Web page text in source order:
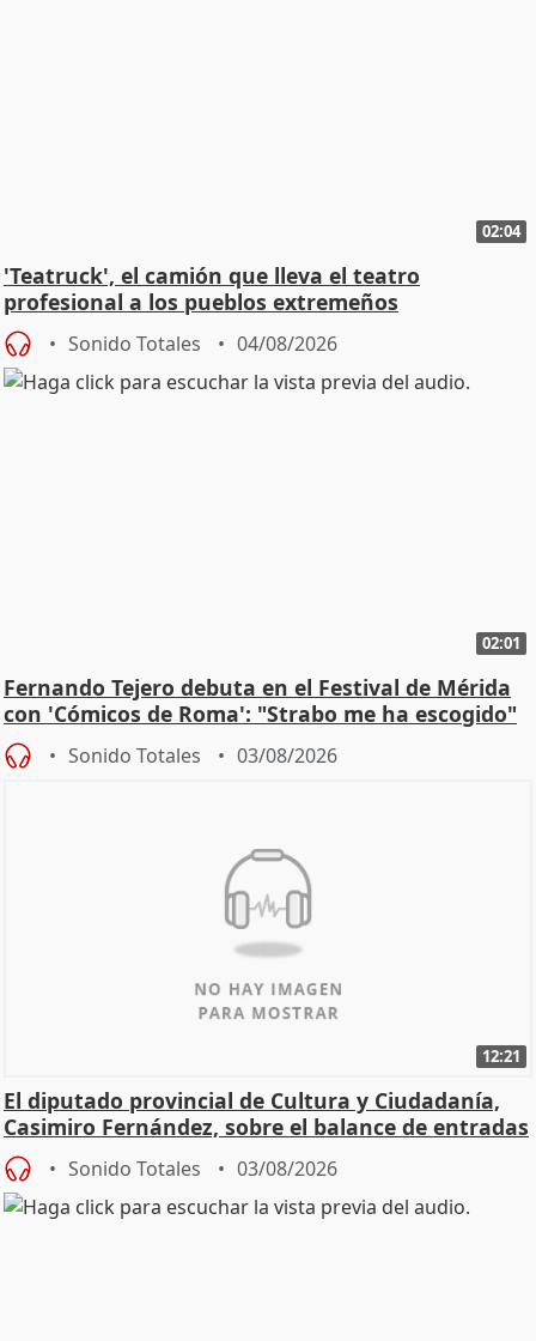
02:04
'Teatruck', el camión que lleva el teatro
profesional a los pueblos extremeños
Sonido Totales 04/08/2026
02:01
Fernando Tejero debuta en el Festival de Mérida
con 'Cómicos de Roma': "Strabo me ha escogido"
Sonido Totales 03/08/2026
12:21
El diputado provincial de Cultura y Ciudadanía,
Casimiro Fernández, sobre el balance de entradas
Sonido Totales 03/08/2026